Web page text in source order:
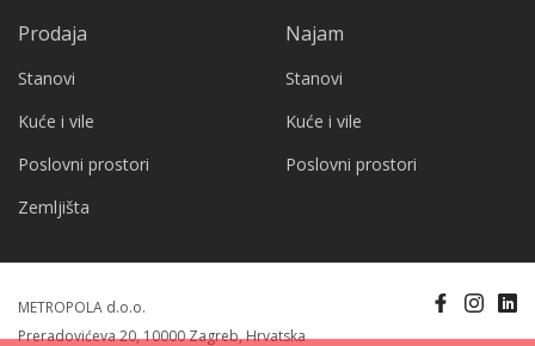
Prodaja
Stanovi
Kuće i vile
Poslovni prostori
Zemljišta
Najam
Stanovi
Kuće i vile
Poslovni prostori
METROPOLA d.o.o.
Preradovićeva 20, 10000 Zagreb, Hrvatska